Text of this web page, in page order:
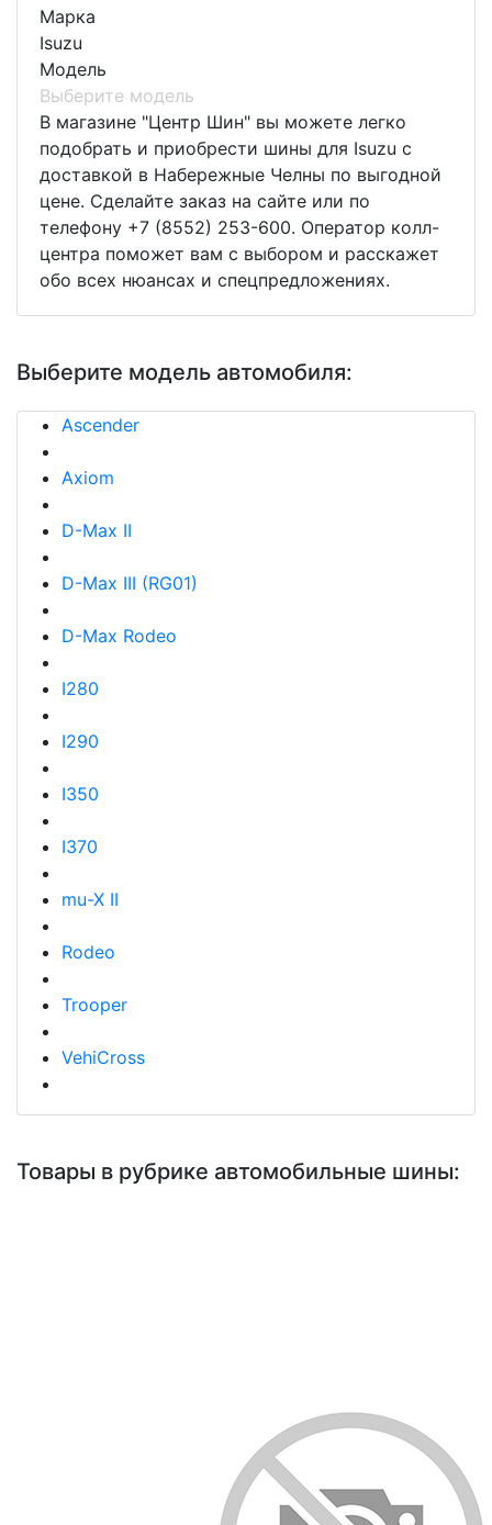
Марка
Isuzu
Модель
Выберите модель
В магазине "Центр Шин" вы можете легко
подобрать и приобрести шины для Isuzu с
доставкой в Набережные Челны по выгодной
цене. Сделайте заказ на сайте или по
телефону +7 (8552) 253-600. Оператор колл-
центра поможет вам с выбором и расскажет
обо всех нюансах и спецпредложениях.
Выберите модель автомобиля:
Ascender
Axiom
D-Max II
D-Max III (RG01)
D-Max Rodeo
I280
I290
I350
I370
mu-X II
Rodeo
Trooper
VehiCross
Товары в рубрике автомобильные шины: